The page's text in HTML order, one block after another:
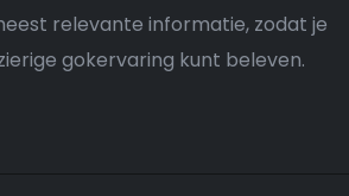
relevante informatie, zodat je
gokervaring kunt beleven.